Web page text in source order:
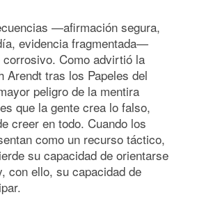
—afirmación segura,
evidencia fragmentada—
Como advirtió la
Arendt tras los Papeles del
peligro de la mentira
que la gente crea lo falso,
creer en todo. Cuando los
como un recurso táctico,
su capacidad de orientarse
con ello, su capacidad de